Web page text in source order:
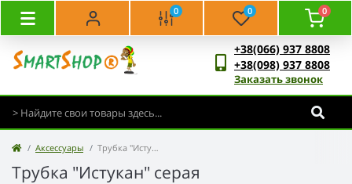
0 0 0
+38(066) 937 8808
+38(098) 937 8808
Заказать звонок
Аксессуары Трубка "Истукан" серая
Трубка "Истукан" серая